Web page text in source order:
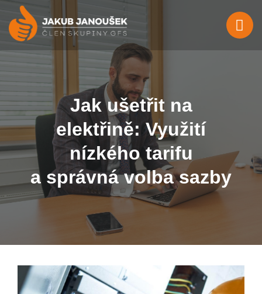
Jak ušetřit na
elektřině: Využití
nízkého tarifu
a správná volba sazby